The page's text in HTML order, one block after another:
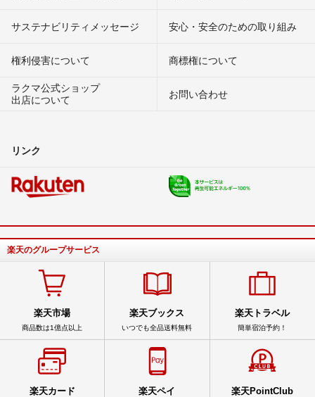
サステナビリティメッセージ 安心・安全のための取り組み
権利侵害について
商標権について
ラクマ公式ショップ
出店について
お問い合わせ
リンク
楽天のグループサービス
楽天市場
商品数は1億点以上
楽天ブックス
いつでも全品送料無料
楽天トラベル
簡単宿泊予約！
楽天カード 楽天ペイ 楽天PointClub